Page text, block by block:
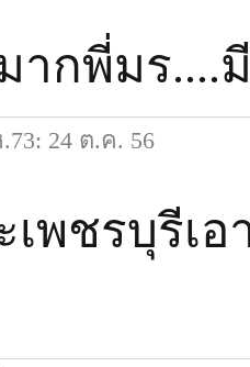
ากพี่มร....
24 ต.ค. 56
พชรบุรีเ